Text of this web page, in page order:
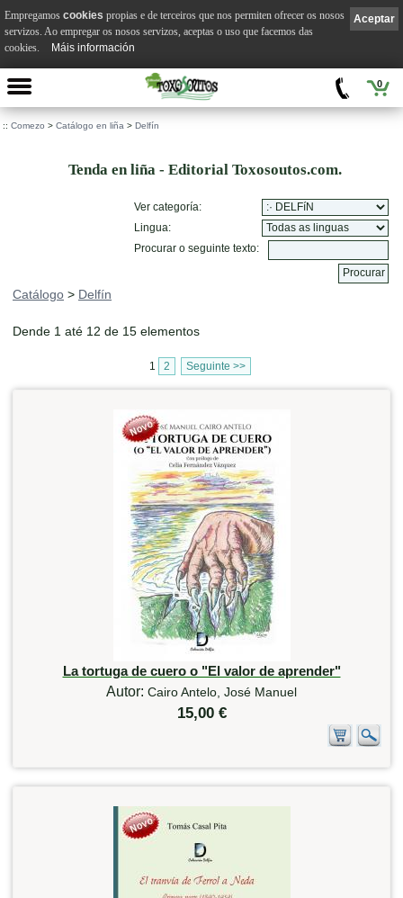
0
:: Comezo > Catálogo en liña > Delfín
Tenda en liña - Editorial Toxosoutos.com.
Ver categoría:
Lingua:
Procurar o seguinte texto:
Catálogo > Delfín
Dende 1 até 12 de 15 elementos
1 2 Seguinte >>
La tortuga de cuero o "El valor de aprender"
Autor: Cairo Antelo, José Manuel
15,00 €
Aceptar
Empregamos cookies propias e de terceiros que nos permiten ofrecer os nosos
servizos. Ao empregar os nosos servizos, aceptas o uso que facemos das
cookies.
Máis información